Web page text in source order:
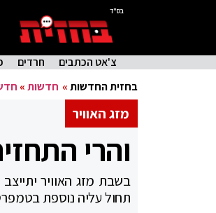
בס"ד
צ'אט הכתבים חרדים
בחזית החדשות» חדשות»
מזג האוויר
והרי
בשבת מזג האוויר
תחול עליה נוספת